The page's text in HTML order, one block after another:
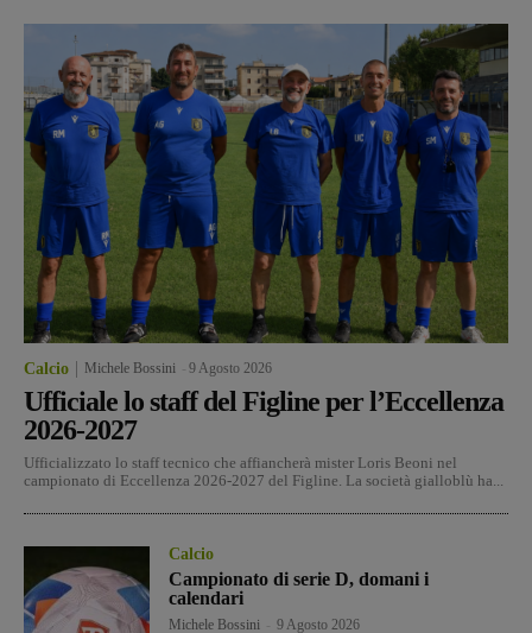
Calcio Michele Bossini 9 Agosto 2026
Ufficiale lo staff del Figline per l’Eccellenza
2026-2027
Ufficializzato lo staff tecnico che affiancherà mister Loris Beoni nel
campionato di Eccellenza 2026-2027 del Figline. La società gialloblù ha...
Calcio
Campionato di serie D, domani i
calendari
Michele Bossini 9 Agosto 2026